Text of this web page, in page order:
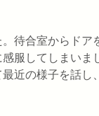
待合室からドア
服してしまいま
近の様子を話し、